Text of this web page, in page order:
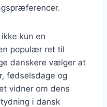
kun en
populær ret til
danskere vælger at
fødselsdage og
vidner om dens
i dansk